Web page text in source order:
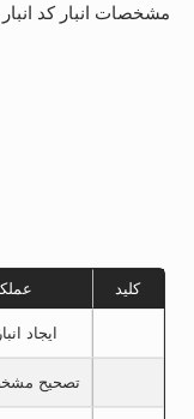
مشخصات انبار کد
کلید
ایجاد
تصحیح